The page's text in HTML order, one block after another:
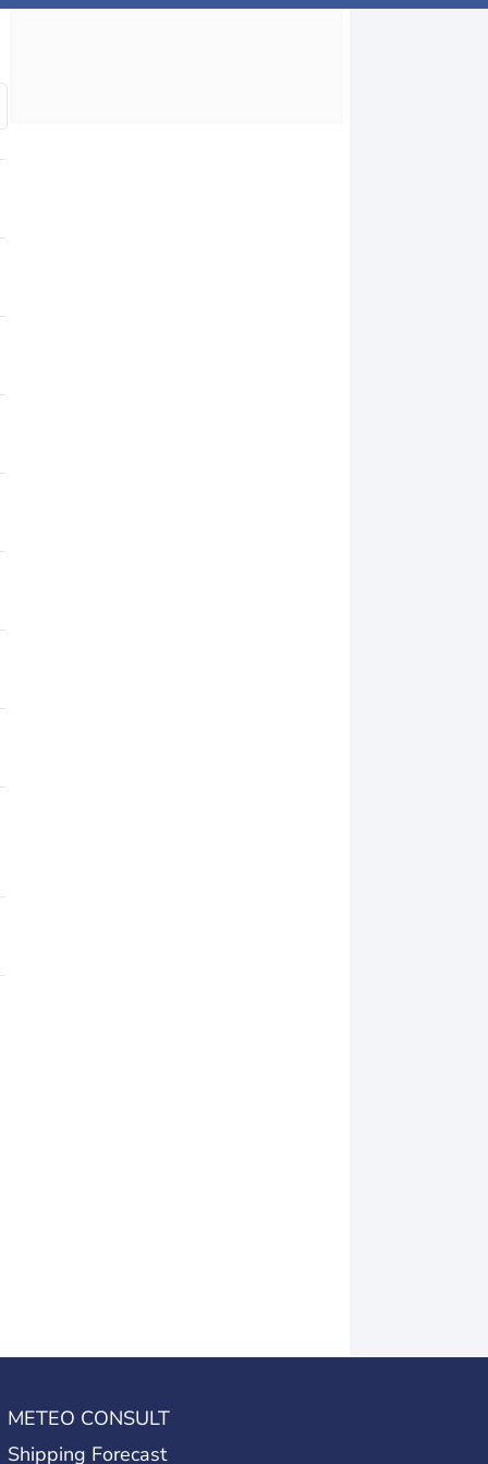
METEO CONSULT
Shipping Forecast